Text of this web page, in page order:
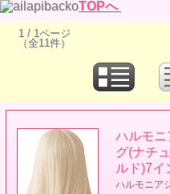
TOPへ
1 / 1ページ
（全11件）
ハルモニ
グ(ナチ
ルド)7イ
ハルモニア